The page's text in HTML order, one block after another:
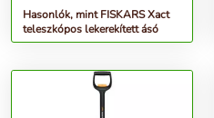
Hasonlók, mint FISKARS Xact
teleszkópos lekerekített ásó